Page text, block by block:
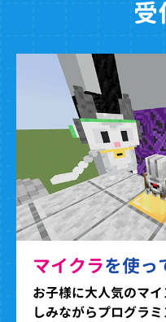
受
マイクラを使っ
お子様に大人気のマ
しみながらプログラ